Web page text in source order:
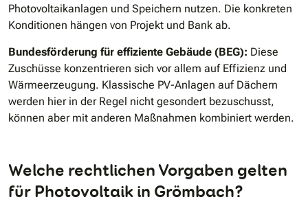
Photovoltaikanlagen und Speichern nutzen. Die konkreten
Konditionen hängen von Projekt und Bank ab.
Bundesförderung für effiziente Gebäude (BEG): Diese
Zuschüsse konzentrieren sich vor allem auf Effizienz und
Wärmeerzeugung. Klassische PV-Anlagen auf Dächern
werden hier in der Regel nicht gesondert bezuschusst,
können aber mit anderen Maßnahmen kombiniert werden.
Welche rechtlichen Vorgaben gelten
für Photovoltaik in Grömbach?